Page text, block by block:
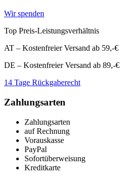
Wir spenden
Top Preis-Leistungsverhältnis
AT – Kostenfreier Versand ab 59,-€
DE – Kostenfreier Versand ab 89,-€
14 Tage Rückgaberecht
Zahlungsarten
Zahlungsarten
auf Rechnung
Vorauskasse
PayPal
Sofortüberweisung
Kreditkarte